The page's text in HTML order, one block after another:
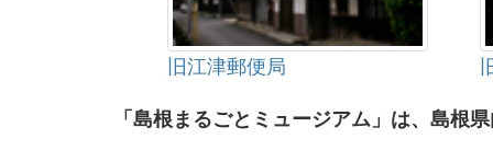
旧江津郵便局
「島根まるごとミュージアム」は、島根